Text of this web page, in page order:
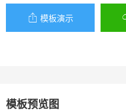
 模板演示
模板预览图